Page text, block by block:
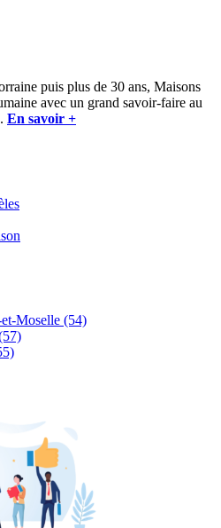
puis plus de 30 ans, Maisons
avec un grand savoir-faire au
En savoir +
Moselle (54)